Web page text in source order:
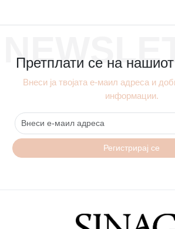
Претплати се на
Внеси ја твојата е-маил адреса и
информации.
Регистрирај се